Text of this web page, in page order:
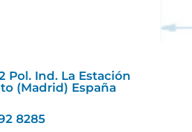
Pol. Ind. La Estación
(Madrid) España
8285